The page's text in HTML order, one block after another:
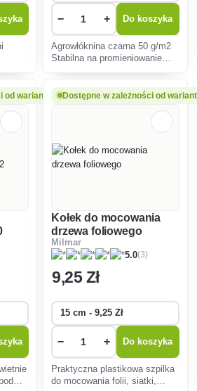
− + Do koszyka
Agrowłóknina czarna 50 g/m2
Stabilna na promieniowanie
od wariantu Dostępne w zależności od
Kołek do mocowania
drzewa foliowego
Milmar
5.0(3)
9,25 Zł
− + Do koszyka
Praktyczna plastikowa szpilka
do mocowania folii, siatki,